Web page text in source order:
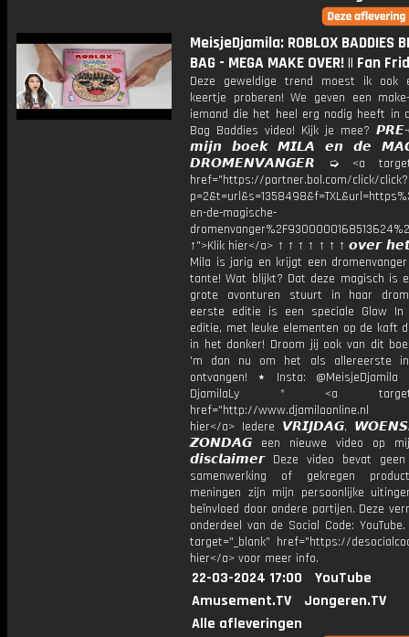
MeisjeDjamila: ROBLOX BADDIES
BAG - MEGA MAKE OVER! || Fan
Deze geweldige trend moest ik ook
keertje proberen! We geven een
iemand die het heel erg nodig heeft in
Bag Baddies video! Kijk je mee?
𝙢𝙞𝙟𝙣 𝙗𝙤𝙚𝙠 𝙈𝙄𝙇𝘼 𝙚𝙣 𝙙𝙚
𝘿𝙍𝙊𝙈𝙀𝙉𝙑𝘼𝙉𝙂𝙀𝙍 ➭ <a
href="https://partner.bol.com/click/click?
en-de-magische-
↑">Klik hier</a> ↑ ↑ ↑ ↑ ↑ ↑ ↑ 𝙤𝙫𝙚𝙧
Mila is jarig en krijgt een
tante! Wat blijkt? Dat deze magisch is
grote avonturen stuurt in haar
eerste editie is een speciale Glow In
editie, met leuke elementen op de kaft
in het donker! Droom jij ook van dit
'm dan nu om het als allereerste
ontvangen! ⋆ Insta: @MeisjeDjamila
DjamilaLy * <a
href="http://
hier</a> Iedere 𝙑𝙍𝙄𝙅𝘿𝘼𝙂,
𝙕𝙊𝙉𝘿𝘼𝙂 een nieuwe video op
𝙙𝙞𝙨𝙘𝙡𝙖𝙞𝙢𝙚𝙧 Deze video bevat geen
samenwerking of gekregen
meningen zijn mijn persoonlijke
beïnvloed door andere partijen. Deze
onderdeel van de Social Code:
target="_blank" href="https://
hier</a> voor meer info.
22-03-2024 17:00
YouTube
Amusement.TV
Jongeren.TV
Alle afleveringen